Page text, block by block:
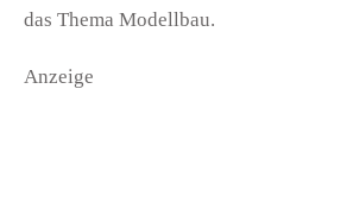
das Thema Modellbau.
Anzeige